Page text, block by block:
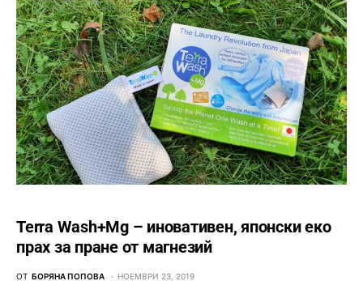
Terra Wash+Mg – иновативен, японски еко
прах за пране от магнезий
ОТ БОРЯНА ПОПОВА НОЕМВРИ 23, 2019